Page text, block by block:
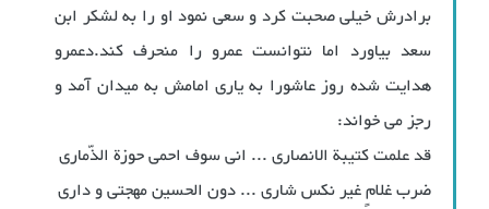
برادرش خیلی صحبت کرد و سعی نمود او را به لشکر ابن
سعد بیاورد اما نتوانست عمرو را منحرف کند.دعمرو
هدایت شده روز عاشورا به یاری امامش به میدان آمد و
رجز می خواند:
قد علمت کتیبة الانصاری ... انی سوف احمی حوزة الذّماری
ضرب غلامٍ غیر نکس شاری ... دون الحسین مهجتی و داری